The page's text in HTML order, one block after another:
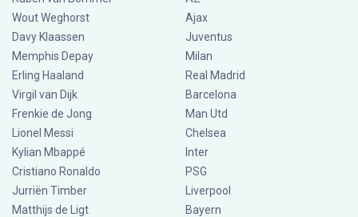
Wout Weghorst
Davy Klaassen
Memphis Depay
Erling Haaland
Virgil van Dijk
Frenkie de Jong
Lionel Messi
Kylian Mbappé
Cristiano Ronaldo
Jurriën Timber
Matthijs de Ligt
Ajax
Juventus
Milan
Real Madrid
Barcelona
Man Utd
Chelsea
Inter
PSG
Liverpool
Bayern